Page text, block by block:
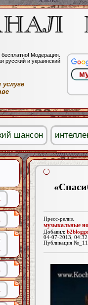
Пресс-релиз.
музыкальные
Добавил:
04-07-2013,
Публикация
бесплатно! Модерация.
русский и украинский
шансон